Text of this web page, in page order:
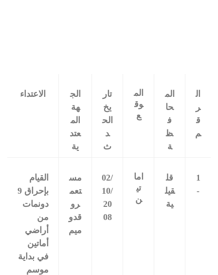
ال
ر
ق
م
الم
حا
ف
ظ
ة
الم
وق
ع
تار
يخ
الح
د
ث
الج
هة
الم
عتد
ية
الاعتداء
1
-
قل
قيل
ية
اما
تي
ن
02/
10/
20
08
مس
تعم
رو
قدو
ميم
القيام
بإحراق 9
دونمات
من
أراضي
أماتين
في بداية
موسم